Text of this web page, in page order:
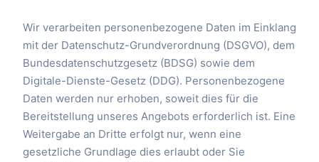
Wir verarbeiten personenbezogene Daten im Einklang
mit der Datenschutz-Grundverordnung (DSGVO), dem
Bundesdatenschutzgesetz (BDSG) sowie dem
Digitale-Dienste-Gesetz (DDG). Personenbezogene
Daten werden nur erhoben, soweit dies für die
Bereitstellung unseres Angebots erforderlich ist. Eine
Weitergabe an Dritte erfolgt nur, wenn eine
gesetzliche Grundlage dies erlaubt oder Sie